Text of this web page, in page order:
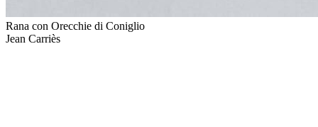
Rana con Orecchie di Coniglio
Jean Carriès